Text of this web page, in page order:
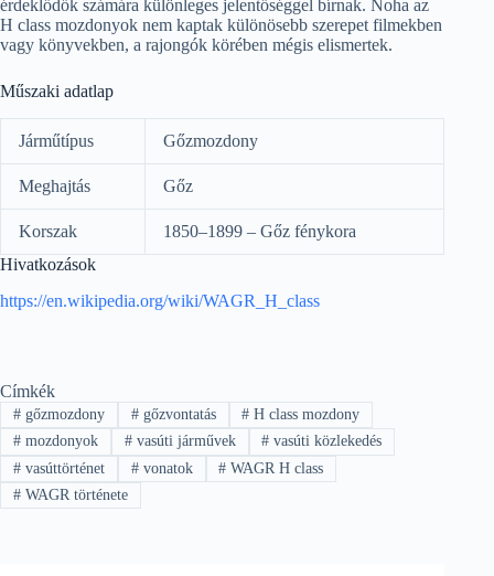
érdeklődők számára különleges jelentőséggel bírnak. Noha az
H class mozdonyok nem kaptak különösebb szerepet filmekben
vagy könyvekben, a rajongók körében mégis elismertek.
Műszaki adatlap
Járműtípus Gőzmozdony
Meghajtás Gőz
Korszak
1850–1899 – Gőz fénykora
Hivatkozások
https://en.wikipedia.org/wiki/WAGR_H_class
Címkék
#gőzmozdony #gőzvontatás # H class mozdony
#mozdonyok #vasúti járművek # vasúti közlekedés
#vasúttörténet #vonatok # WAGR H class
#WAGR története